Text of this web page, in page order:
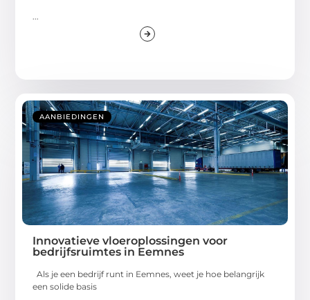
AANBIEDINGEN
Innovatieve vloeroplossingen voor
bedrijfsruimtes in Eemnes
Als je een bedrijf runt in Eemnes, weet je hoe belangrijk
een solide basis